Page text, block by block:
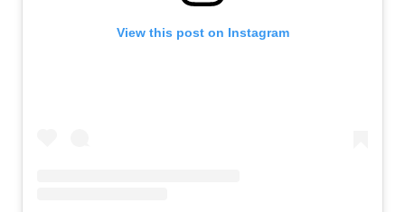
View this post on Instagram